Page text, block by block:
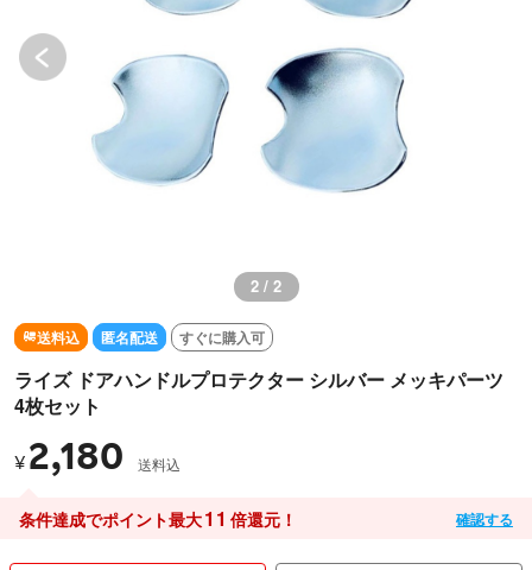
2 / 2
送料込 匿名配送 すぐに購入可
ライズ ドアハンドルプロテクター シルバー メッキパーツ
4枚セット
¥ 2,180 送料込
条件達成でポイント最大11 倍還元！ 確認する